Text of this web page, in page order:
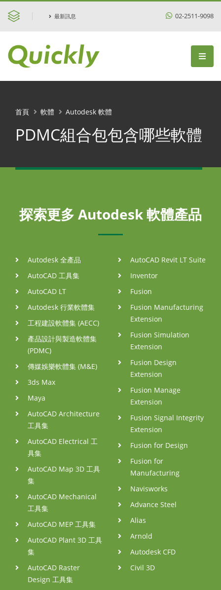
最新訊息 02-2511-9098
PDMC組合包包含哪些軟體
首頁 軟體 Autodesk 軟體
探索更多 Autodesk 軟體產品
Autodesk 全產品
AutoCAD 工具集
AutoCAD LT
Autodesk 行業軟體集
工程建設軟體集 (AECC)
產品設計與製造軟體集
(PDMC)
傳媒娛樂軟體集 (M&E)
3ds Max
Maya
AutoCAD Architecture
工具集
AutoCAD Electrical 工
具集
AutoCAD Map 3D 工具
集
AutoCAD Mechanical
工具集
AutoCAD MEP 工具集
AutoCAD Plant 3D 工具
集
AutoCAD Raster
Design 工具集
AutoCAD Revit LT Suite
Inventor
Fusion
Fusion Manufacturing
Extension
Fusion Simulation
Extension
Fusion Design
Extension
Fusion Manage
Extension
Fusion Signal Integrity
Extension
Fusion for Design
Fusion for
Manufacturing
Navisworks
Advance Steel
Alias
Arnold
Autodesk CFD
Civil 3D